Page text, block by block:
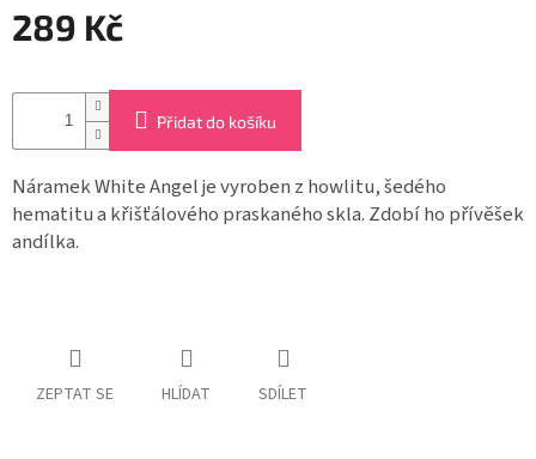
Svíčky
Produkty
Lapače
snů
289 Kč
cena:
Přidat do košíku
Náramek White Angel je vyroben z howlitu, šedého
hematitu a křišťálového praskaného skla. Zdobí ho přívěšek
andílka.
ZEPTAT SE HLÍDAT SDÍLET